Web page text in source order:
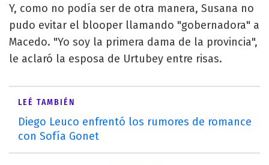
Y, como no podía ser de otra manera, Susana no
pudo evitar el blooper llamando "gobernadora" a
Macedo. "Yo soy la primera dama de la provincia",
le aclaró la esposa de Urtubey entre risas.
LEÉ TAMBIÉN
Diego Leuco enfrentó los rumores de romance
con Sofía Gonet